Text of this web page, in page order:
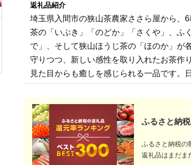
12-5 生粋川根茶 澤本
園 ふるさとありがと
13,000
『定期便：全6回』綾
鷹2000mlPET×6本
【38000302】5.0
寄付金額:48,500 円
【定期便6ヶ月】
いお茶 緑茶
600ml×24本 ［
いお茶 ペットボ
ケース 箱 伊藤園
岡］
寄付金額: 51,000 円
返礼品紹介
埼玉県入間市の狭山茶農家ささら屋から、
茶の「いぶき」「のどか」「さくや」、ふ
で」、そして狭山ほうじ茶の「ほのか」が
守りつつ、新しい感性を取り入れたお茶作
見た目からも癒しを感じられる一品です。
ふるさと納
ふるさと納税の
返礼品はまだま